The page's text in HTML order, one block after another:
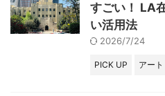
すごい！ LA
い活用法
2026/7/24
PICK UP アート